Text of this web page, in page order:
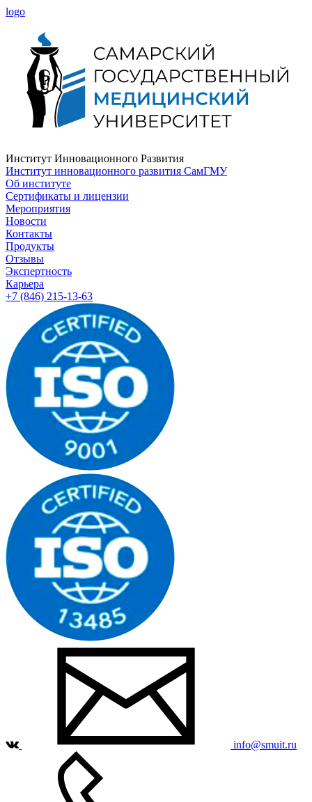
logo
Институт Инновационного Развития
Институт инновационного развития СамГМУ
Об институте
Сертификаты и лицензии
Мероприятия
Новости
Контакты
Продукты
Отзывы
Экспертность
Карьера
+7 (846) 215-13-63
info@smuit.ru